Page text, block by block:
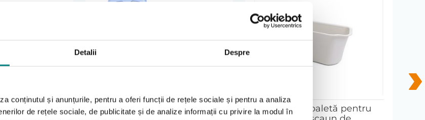
Detalii Despre
conținutul și anunțurile, pentru a oferi funcții de rețele sociale și pentru a analiza
de rețele sociale, de publicitate și de analize informații cu privire la modul în
defecte de fabricație. Fiind accesoriu destinat utilizării în zona de igienă, returul nu este acceptat după
de
universal Rifton HTS
Găleată de toaletă pentru